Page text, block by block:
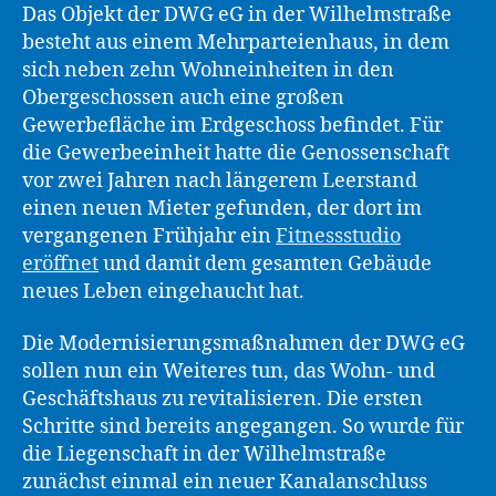
Das Objekt der DWG eG in der Wilhelmstraße
besteht aus einem Mehrparteienhaus, in dem
sich neben zehn Wohneinheiten in den
Obergeschossen auch eine großen
Gewerbefläche im Erdgeschoss befindet. Für
die Gewerbeeinheit hatte die Genossenschaft
vor zwei Jahren nach längerem Leerstand
einen neuen Mieter gefunden, der dort im
vergangenen Frühjahr einFitnessstudio
eröffnetund damit dem gesamten Gebäude
neues Leben eingehaucht hat.
Die Modernisierungsmaßnahmen der DWG eG
sollen nun ein Weiteres tun, das Wohn- und
Geschäftshaus zu revitalisieren. Die ersten
Schritte sind bereits angegangen. So wurde für
die Liegenschaft in der Wilhelmstraße
zunächst einmal ein neuer Kanalanschluss